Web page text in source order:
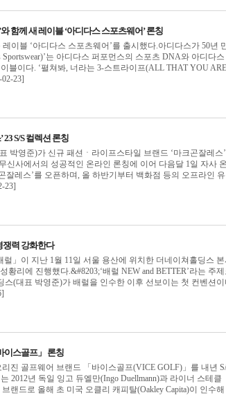
함께 새 레이블 ‘아디다스 스포츠웨어’ 론칭
이블 ‘아디다스 스포츠웨어’를 출시했다.아디다스가 50년
는 아디다스 퍼포먼스의 스포츠 DNA와 아디다스
블이다. ‘펼쳐봐, 너라는 3-스트라이프(ALL THAT YOU
23]
S/S 컬렉션 론칭
박영준)가 신규 패션ㆍ라이프스타일 브랜드 ‘마크곤잘레스
신사에서의 성공적인 온라인 론칭에 이어 다음달 1일 자사
잘레스’를 오픈하며, 올 하반기부터 백화점 등의 오프라인
23]
쟁력 강화한다
」이 지난 1월 11일 서울 용산에 위치한 더네이쳐홀딩스
황리에 진행했다.&#8203;‘배럴 NEW and BETTER’라는 주제
(대표 박영준)가 배럴을 인수한 이후 선보이는 첫 컨벤션이
이스골프」 론칭
진 골프웨어 브랜드 「바이스골프(VICE GOLF)」를 내년
2012년 독일 잉고 듀엘만(Ingo Duellmann)과 라이너 스테클
랜드로 올해 초 미국 오클리 캐피탈(Oakley Capita)이 인수해